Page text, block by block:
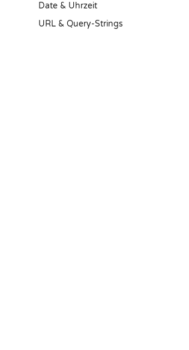
Date & Uhrzeit
URL & Query-Strings